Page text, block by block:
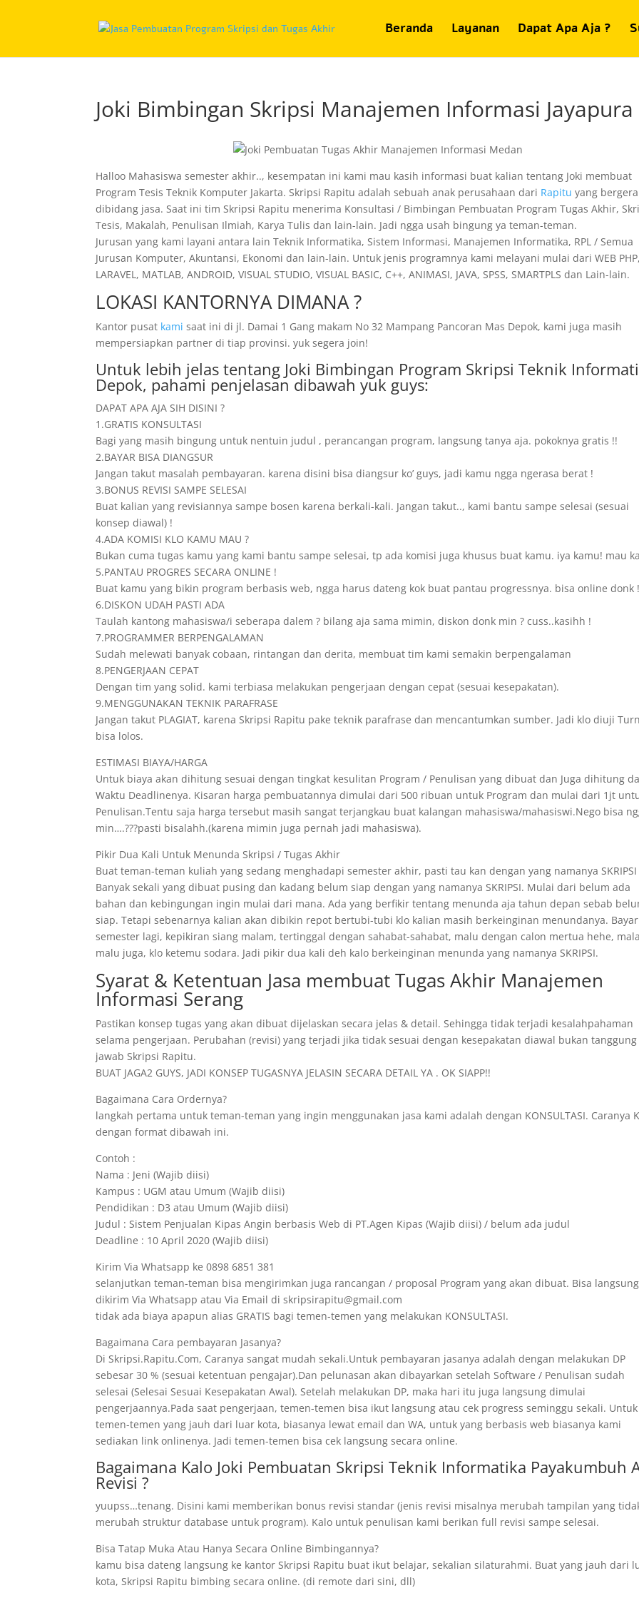
Beranda Layanan Dapat Apa Aja ?
Joki Bimbingan Skripsi Manajemen Informasi Jayapura
Halloo Mahasiswa semester akhir.., kesempatan ini kami mau kasih informasi buat kalian tentang Joki membuat
Program Tesis Teknik Komputer Jakarta. Skripsi Rapitu adalah sebuah anak perusahaan dari Rapitu yang
dibidang jasa. Saat ini tim Skripsi Rapitu menerima Konsultasi / Bimbingan Pembuatan Program Tugas Akhir,
Tesis, Makalah, Penulisan Ilmiah, Karya Tulis dan lain-lain. Jadi ngga usah bingung ya teman-teman.
Jurusan yang kami layani antara lain Teknik Informatika, Sistem Informasi, Manajemen Informatika, RPL / Semua
Jurusan Komputer, Akuntansi, Ekonomi dan lain-lain. Untuk jenis programnya kami melayani mulai dari WEB
LARAVEL, MATLAB, ANDROID, VISUAL STUDIO, VISUAL BASIC, C++, ANIMASI, JAVA, SPSS, SMARTPLS dan Lain-lain.
LOKASI KANTORNYA DIMANA ?
Kantor pusat kami saat ini di jl. Damai 1 Gang makam No 32 Mampang Pancoran Mas Depok, kami juga masih
mempersiapkan partner di tiap provinsi. yuk segera join!
Untuk lebih jelas tentang Joki Bimbingan Program Skripsi Teknik
Depok, pahami penjelasan dibawah yuk guys:
DAPAT APA AJA SIH DISINI ?
1.GRATIS KONSULTASI
Bagi yang masih bingung untuk nentuin judul , perancangan program, langsung tanya aja. pokoknya gratis !!
2.BAYAR BISA DIANGSUR
Jangan takut masalah pembayaran. karena disini bisa diangsur ko’ guys, jadi kamu ngga ngerasa berat !
3.BONUS REVISI SAMPE SELESAI
Buat kalian yang revisiannya sampe bosen karena berkali-kali. Jangan takut.., kami bantu sampe selesai (sesuai
konsep diawal) !
4.ADA KOMISI KLO KAMU MAU ?
Bukan cuma tugas kamu yang kami bantu sampe selesai, tp ada komisi juga khusus buat kamu. iya kamu! mau
5.PANTAU PROGRES SECARA ONLINE !
Buat kamu yang bikin program berbasis web, ngga harus dateng kok buat pantau progressnya. bisa online donk
6.DISKON UDAH PASTI ADA
Taulah kantong mahasiswa/i seberapa dalem ? bilang aja sama mimin, diskon donk min ? cuss..kasihh !
7.PROGRAMMER BERPENGALAMAN
Sudah melewati banyak cobaan, rintangan dan derita, membuat tim kami semakin berpengalaman
8.PENGERJAAN CEPAT
Dengan tim yang solid. kami terbiasa melakukan pengerjaan dengan cepat (sesuai kesepakatan).
9.MENGGUNAKAN TEKNIK PARAFRASE
Jangan takut PLAGIAT, karena Skripsi Rapitu pake teknik parafrase dan mencantumkan sumber. Jadi klo diuji
bisa lolos.
ESTIMASI BIAYA/HARGA
Untuk biaya akan dihitung sesuai dengan tingkat kesulitan Program / Penulisan yang dibuat dan Juga dihitung
Waktu Deadlinenya. Kisaran harga pembuatannya dimulai dari 500 ribuan untuk Program dan mulai dari 1jt
Penulisan.Tentu saja harga tersebut masih sangat terjangkau buat kalangan mahasiswa/mahasiswi.Nego bisa
min….???pasti bisalahh.(karena mimin juga pernah jadi mahasiswa).
Pikir Dua Kali Untuk Menunda Skripsi / Tugas Akhir
Buat teman-teman kuliah yang sedang menghadapi semester akhir, pasti tau kan dengan yang namanya SKRIPSI
Banyak sekali yang dibuat pusing dan kadang belum siap dengan yang namanya SKRIPSI. Mulai dari belum ada
bahan dan kebingungan ingin mulai dari mana. Ada yang berfikir tentang menunda aja tahun depan sebab
siap. Tetapi sebenarnya kalian akan dibikin repot bertubi-tubi klo kalian masih berkeinginan menundanya. Bayar
semester lagi, kepikiran siang malam, tertinggal dengan sahabat-sahabat, malu dengan calon mertua hehe,
malu juga, klo ketemu sodara. Jadi pikir dua kali deh kalo berkeinginan menunda yang namanya SKRIPSI.
Syarat & Ketentuan Jasa membuat Tugas Akhir Manajemen
Informasi Serang
Pastikan konsep tugas yang akan dibuat dijelaskan secara jelas & detail. Sehingga tidak terjadi kesalahpahaman
selama pengerjaan. Perubahan (revisi) yang terjadi jika tidak sesuai dengan kesepakatan diawal bukan tanggung
jawab Skripsi Rapitu.
BUAT JAGA2 GUYS, JADI KONSEP TUGASNYA JELASIN SECARA DETAIL YA . OK SIAPP!!
Bagaimana Cara Ordernya?
langkah pertama untuk teman-teman yang ingin menggunakan jasa kami adalah dengan KONSULTASI. Caranya
dengan format dibawah ini.
Contoh :
Nama : Jeni (Wajib diisi)
Kampus : UGM atau Umum (Wajib diisi)
Pendidikan : D3 atau Umum (Wajib diisi)
Judul : Sistem Penjualan Kipas Angin berbasis Web di PT.Agen Kipas (Wajib diisi) / belum ada judul
Deadline : 10 April 2020 (Wajib diisi)
Kirim Via Whatsapp ke 0898 6851 381
selanjutkan teman-teman bisa mengirimkan juga rancangan / proposal Program yang akan dibuat. Bisa langsung
dikirim Via Whatsapp atau Via Email di skripsirapitu@gmail.com
tidak ada biaya apapun alias GRATIS bagi temen-temen yang melakukan KONSULTASI.
Bagaimana Cara pembayaran Jasanya?
Di Skripsi.Rapitu.Com, Caranya sangat mudah sekali.Untuk pembayaran jasanya adalah dengan melakukan DP
sebesar 30 % (sesuai ketentuan pengajar).Dan pelunasan akan dibayarkan setelah Software / Penulisan sudah
selesai (Selesai Sesuai Kesepakatan Awal). Setelah melakukan DP, maka hari itu juga langsung dimulai
pengerjaannya.Pada saat pengerjaan, temen-temen bisa ikut langsung atau cek progress seminggu sekali. Untuk
temen-temen yang jauh dari luar kota, biasanya lewat email dan WA, untuk yang berbasis web biasanya kami
sediakan link onlinenya. Jadi temen-temen bisa cek langsung secara online.
Bagaimana Kalo Joki Pembuatan Skripsi Teknik Informatika Payakumbuh
Revisi ?
yuupss…tenang. Disini kami memberikan bonus revisi standar (jenis revisi misalnya merubah tampilan yang
merubah struktur database untuk program). Kalo untuk penulisan kami berikan full revisi sampe selesai.
Bisa Tatap Muka Atau Hanya Secara Online Bimbingannya?
kamu bisa dateng langsung ke kantor Skripsi Rapitu buat ikut belajar, sekalian silaturahmi. Buat yang jauh dari
kota, Skripsi Rapitu bimbing secara online. (di remote dari sini, dll)